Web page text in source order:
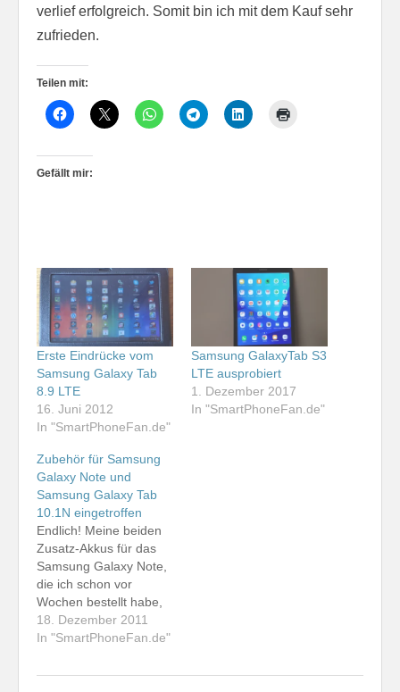
verlief erfolgreich. Somit bin ich mit dem Kauf sehr
zufrieden.
Teilen mit:
Gefällt mir:
Erste Eindrücke vom
Samsung Galaxy Tab
8.9 LTE
16. Juni 2012
In "SmartPhoneFan.de"
Samsung GalaxyTab S3
LTE ausprobiert
1. Dezember 2017
In "SmartPhoneFan.de"
Zubehör für Samsung
Galaxy Note und
Samsung Galaxy Tab
10.1N eingetroffen
Endlich! Meine beiden
Zusatz-Akkus für das
Samsung Galaxy Note,
die ich schon vor
Wochen bestellt habe,
sind eingetroffen. Zwar
verfügt das Gerät über
Akku, aber beim
18. Dezember 2011
In "SmartPhoneFan.de"